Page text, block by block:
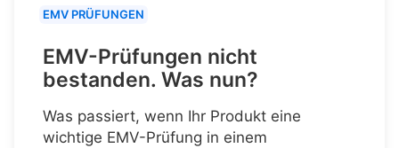
EMV PRÜFUNGEN
EMV-Prüfungen nicht
bestanden. Was nun?
Was passiert, wenn Ihr Produkt eine
wichtige EMV-Prüfung in einem